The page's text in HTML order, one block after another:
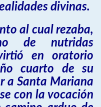
divinas.
al cual rezaba,
de nutridas
en oratorio
cuarto de su
a Santa Mariana
con la vocación